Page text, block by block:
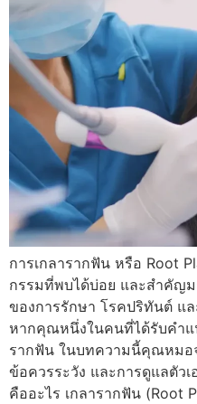
การเกลารากฟัน หรือ Root
กรรมที่พบได้บ่อย และสำคัญม
ของการรักษา โรคปริทันต์ แล
หากคุณหนึ่งในคนที่ได้รับคำแ
รากฟัน ในบทความนี้คุณหมอ
ข้อควรระวัง และการดูแลตัว
คืออะไร เกลารากฟัน (Root